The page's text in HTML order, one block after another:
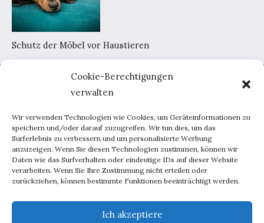
Cookie-Berechtigungen
verwalten
Wir verwenden Technologien wie Cookies, um Geräteinformationen zu
speichern und/oder darauf zuzugreifen. Wir tun dies, um das
Surferlebnis zu verbessern und um personalisierte Werbung
anzuzeigen. Wenn Sie diesen Technologien zustimmen, können wir
Daten wie das Surfverhalten oder eindeutige IDs auf dieser Website
verarbeiten. Wenn Sie Ihre Zustimmung nicht erteilen oder
zurückziehen, können bestimmte Funktionen beeinträchtigt werden.
Ich akzeptiere
Schutz der Möbel vor Haustieren
Home
Portal-Werbung
Kontakt
Haus und Garten
Beratung